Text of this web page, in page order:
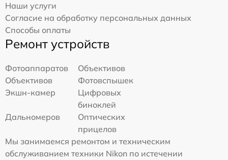
Наши услуги
Согласие на обработку персональных данных
Способы оплаты
Ремонт устройств
Фотоаппаратов
Объективов
Объективов
Фотовспышек
Экшн-камер
Цифровых
биноклей
Дальномеров
Оптических
прицелов
Мы занимаемся ремонтом и техническим
обслуживанием техники Nikon по истечении